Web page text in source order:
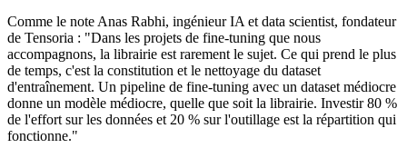
Comme le note Anas Rabhi, ingénieur IA et data scientist, fondateur
de Tensoria : "Dans les projets de fine-tuning que nous
accompagnons, la librairie est rarement le sujet. Ce qui prend le plus
de temps, c'est la constitution et le nettoyage du dataset
d'entraînement. Un pipeline de fine-tuning avec un dataset médiocre
donne un modèle médiocre, quelle que soit la librairie. Investir 80 %
de l'effort sur les données et 20 % sur l'outillage est la répartition qui
fonctionne."